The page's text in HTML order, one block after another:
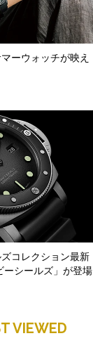
(Pam1409)
ーウォッチが映え
コレクション最新
ーシールズ」が登場
VIEWED